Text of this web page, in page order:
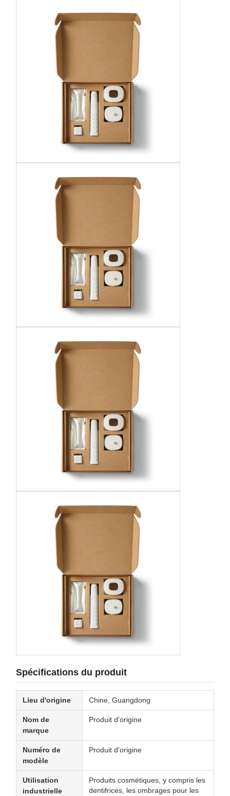
Spécifications du produit
Lieu d'origine Chine, Guangdong
Nom de
marque
Produit d'origine
Numéro de
modèle
Produit d'origine
Utilisation
industrielle
Produits cosmétiques, y compris les
dentifrices, les ombrages pour les